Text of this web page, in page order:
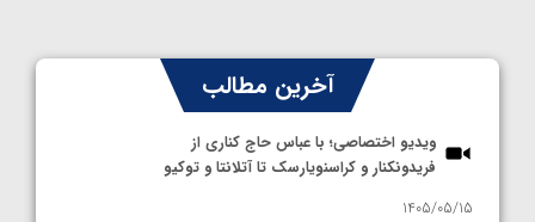
آخرین مطالب
ویدیو اختصاصی؛ با عباس حاج کناری از
فریدونکنار و کراسنویارسک تا آتلانتا و توکیو
1405/05/15